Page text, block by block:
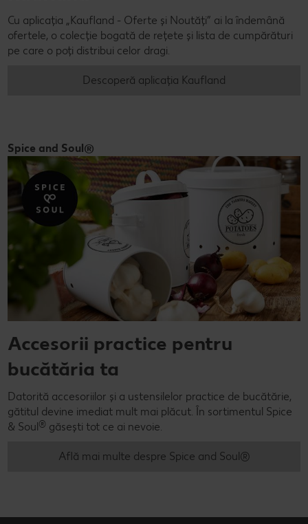
Cu aplicația „Kaufland - Oferte și Noutăți” ai la îndemână
ofertele, o colecție bogată de rețete și lista de cumpărături
pe care o poți distribui celor dragi.
Descoperă aplicația Kaufland
Spice and Soul®
Accesorii practice pentru
bucătăria ta
Datorită accesoriilor și a ustensilelor practice de bucătărie,
gătitul devine imediat mult mai plăcut. În sortimentul Spice
& Soul® găsești tot ce ai nevoie.
Află mai multe despre Spice and Soul®